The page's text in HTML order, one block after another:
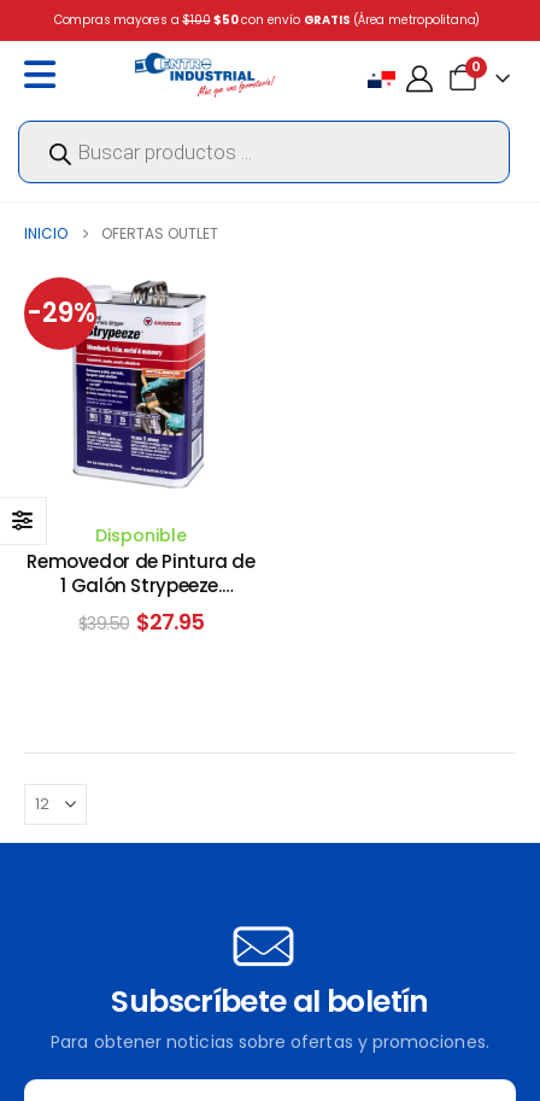
Compras mayores a$100 $50con envío GRATIS (Área metropolitana)
0
Búsqueda
productos
INICIO OFERTAS OUTLET
-29%
Disponible
Removedor de Pintura de
1 Galón Strypeeze.
SAVOGRAN
$39.50 El
precio
$27.95El
Subscríbete al boletín
Para obtener noticias sobre ofertas y promociones.